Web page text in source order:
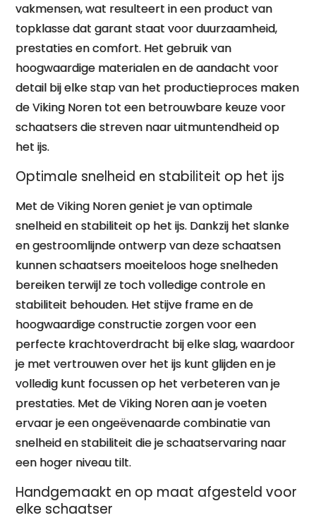
vakmensen, wat resulteert in een product van
topklasse dat garant staat voor duurzaamheid,
prestaties en comfort. Het gebruik van
hoogwaardige materialen en de aandacht voor
detail bij elke stap van het productieproces maken
de Viking Noren tot een betrouwbare keuze voor
schaatsers die streven naar uitmuntendheid op
het ijs.
Optimale snelheid en stabiliteit op het ijs
Met de Viking Noren geniet je van optimale
snelheid en stabiliteit op het ijs. Dankzij het slanke
en gestroomlijnde ontwerp van deze schaatsen
kunnen schaatsers moeiteloos hoge snelheden
bereiken terwijl ze toch volledige controle en
stabiliteit behouden. Het stijve frame en de
hoogwaardige constructie zorgen voor een
perfecte krachtoverdracht bij elke slag, waardoor
je met vertrouwen over het ijs kunt glijden en je
volledig kunt focussen op het verbeteren van je
prestaties. Met de Viking Noren aan je voeten
ervaar je een ongeëvenaarde combinatie van
snelheid en stabiliteit die je schaatservaring naar
een hoger niveau tilt.
Handgemaakt en op maat afgesteld voor
elke schaatser